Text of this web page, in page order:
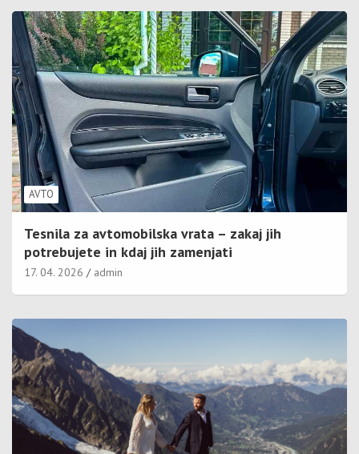
AVTO
Tesnila za avtomobilska vrata – zakaj jih
potrebujete in kdaj jih zamenjati
17. 04. 2026 admin